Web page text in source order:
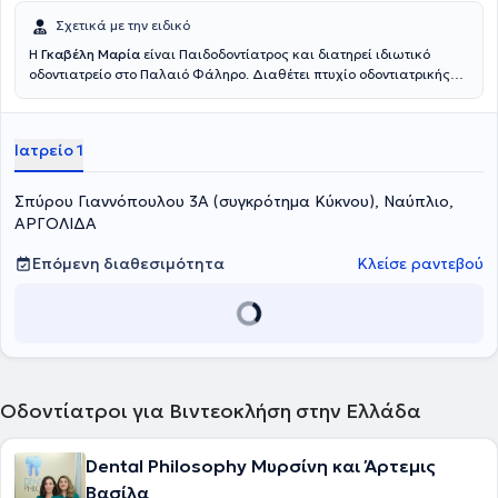
Σχετικά με την ειδικό
Η Γκαβέλη Μαρία είναι Παιδοδοντίατρος και διατηρεί ιδιωτικό
οδοντιατρείο στο Παλαιό Φάληρο. Διαθέτει πτυχίο οδοντιατρικής
Πανεπιστημίου Αθηνών και παρακολούθησε μεταπτυχιακό
ίδιο πανεπιστήμιο. Επιπλέον, έχει παρακολουθήσει μετεκπαιδευτικό
πρόγραμμα στο Καθολικό Πανεπιστήμιο των Βρυξελλών. Είναι
Επιστημονικός συνεργάτης στο Τμήμα Παιδοδοντιατρικής του
Εθνικού και Καποδιστριακού Πανεπιστημίου Αθηνών. Τέλος, η
γιατρός είναι μέλος της Παγκόσμιας Ακαδημίας Παιδοδοντιάτρων
και της Ευρωπαϊκής Ακαδημίας Παιδοδοντιάτρων.
Ιατρείο 1
Σπύρου Γιαννόπουλου 3Α (συγκρότημα Κύκνου), Ναύπλιο,
ΑΡΓΟΛΙΔΑ
Επόμενη διαθεσιμότητα
Κλείσε ραντεβού
Οδοντίατροι για Βιντεοκλήση στην Ελλάδα
Dental Philosophy Μυρσίνη και Άρτεμις
Βασίλα